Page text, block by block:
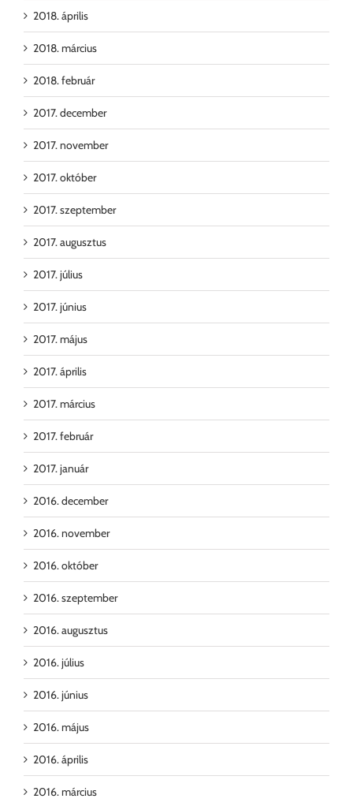
2018. április
2018. március
2018. február
2017. december
2017. november
2017. október
2017. szeptember
2017. augusztus
2017. július
2017. június
2017. május
2017. április
2017. március
2017. február
2017. január
2016. december
2016. november
2016. október
2016. szeptember
2016. augusztus
2016. július
2016. június
2016. május
2016. április
2016. március